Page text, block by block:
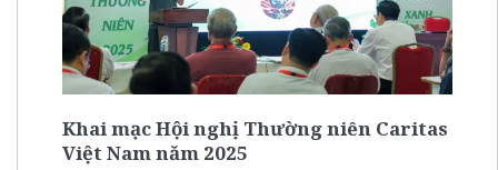
Khai mạc Hội nghị Thường niên Caritas
Việt Nam năm 2025